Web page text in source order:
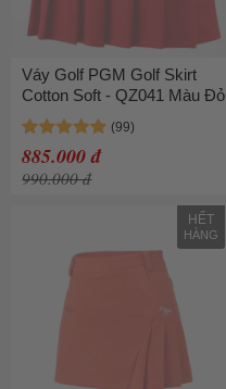
Váy Golf PGM Golf Skirt
Cotton Soft - QZ041 Màu Đỏ
885.000 đ
990.000 đ
HẾT
HÀNG